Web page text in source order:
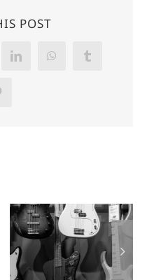
POST
LinkedInWhatsAppTumblr
Sharing the
stage with a
legend